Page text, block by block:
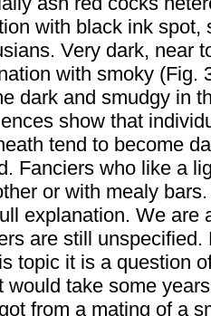
with black ink spot,
Very dark, near
with smoky (Fig.
dark and smudgy in
show that
tend to become
Fanciers who like a
or with mealy
explanation. We are
are still
topic it is a question
would take some
from a mating of a